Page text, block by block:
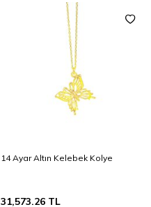
14 Ayar Altın Kelebek Kolye
31,573.26 TL